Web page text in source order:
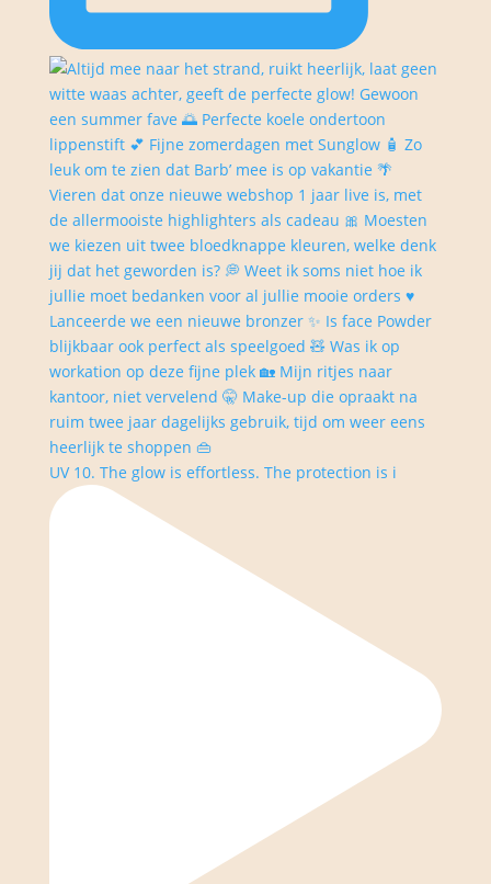
UV 10. The glow is effortless. The protection is i